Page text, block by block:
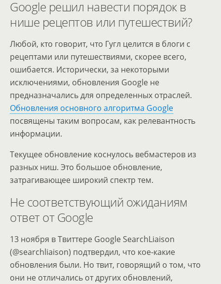
Google решил навести порядок в
нише рецептов или путешествий?
Любой, кто говорит, что Гугл целится в блоги с
рецептами или путешествиями, скорее всего,
ошибается. Исторически, за некоторыми
исключениями, обновления Google не
предназначались для определенных отраслей.
Обновления основного алгоритма Google
посвящены таким вопросам, как релевантность
информации.
Текущее обновление коснулось вебмастеров из
разных ниш. Это большое обновление,
затрагивающее широкий спектр тем.
Не соответствующий ожиданиям
ответ от Google
13 ноября в Твиттере Google SearchLiaison
(@searchliaison) подтвердил, что кое-какие
обновления были. Но твит, говорящий о том, что
они не отличались от других обновлений,